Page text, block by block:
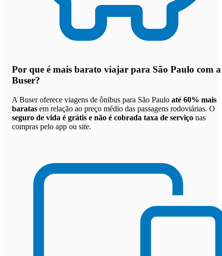
Por que é mais barato viajar para São Paulo com a
Buser?
A Buser oferece viagens de ônibus para São Paulo até 60% mais
baratas em relação ao preço médio das passagens rodoviárias. O
seguro de vida é grátis e não é cobrada taxa de serviço nas
compras pelo app ou site.